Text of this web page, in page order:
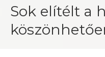
Sok elítélt a